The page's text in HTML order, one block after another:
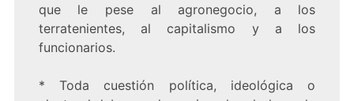
que le pese al agronegocio, a los
terratenientes, al capitalismo y a los
funcionarios.
* Toda cuestión política, ideológica o